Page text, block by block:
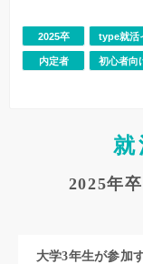
2025卒 type就活
内定者 初心者向
就
2025年
大学3年生が参加